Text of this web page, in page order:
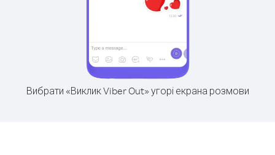
Вибрати «Виклик Viber Out» угорі екрана розмови